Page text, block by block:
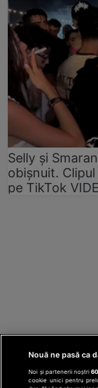
Selly și
obișnuit.
pe TikTok
Nouă ne pasă ca
Noi și partenerii noștri
cookie unici pentru